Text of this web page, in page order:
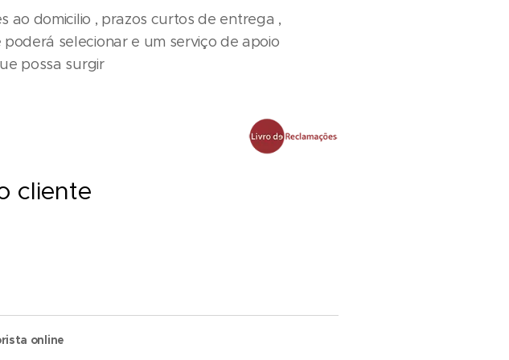
domicilio , prazos curtos de entrega ,
selecionar e um serviço de apoio
possa surgir
cliente
Florista online